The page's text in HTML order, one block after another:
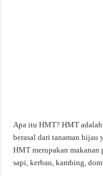
Apa itu HMT? HMT
berasal dari tanaman hijau
HMT merupakan makanan
sapi, kerbau, kambing,